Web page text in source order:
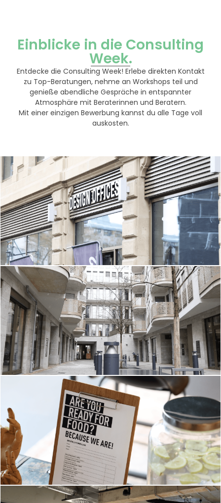
Einblicke in die Consulting
Week.
Entdecke die Consulting Week! Erlebe direkten Kontakt
zu Top-Beratungen, nehme an Workshops teil und
genieße abendliche Gespräche in entspannter
Atmosphäre mit Beraterinnen und Beratern.
Mit einer einzigen Bewerbung kannst du alle Tage voll
auskosten.